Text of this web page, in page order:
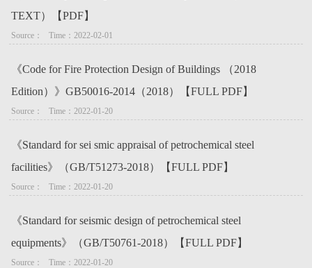
TEXT）【PDF】
Source：   Time：2022-02-01
《Code for Fire Protection Design of Buildings （2018
Edition）》GB50016-2014（2018）【FULL PDF】
Source：   Time：2022-01-20
《Standard for sei smic appraisal of petrochemical steel
facilities》（GB/T51273-2018）【FULL PDF】
Source：   Time：2022-01-20
《Standard for seismic design of petrochemical steel
equipments》（GB/T50761-2018）【FULL PDF】
Source：   Time：2022-01-20